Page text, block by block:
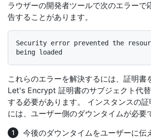
ラウザーの開発者ツールで次のエラーで
告することがあります。
Security error prevented the
これらのエラーを解決するには、証明書
Let's Encrypt 証明書のサブジェクト代
する必要があります。 インスタンスの
には、ユーザー側のダウンタイムが必要
今後のダウンタイムをユーザーに伝